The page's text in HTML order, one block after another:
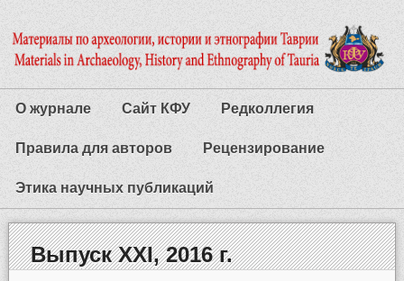
О журнале Сайт КФУ Редколлегия
Правила для авторов Рецензирование
Этика научных публикаций
Выпуск XXІ, 2016 г.